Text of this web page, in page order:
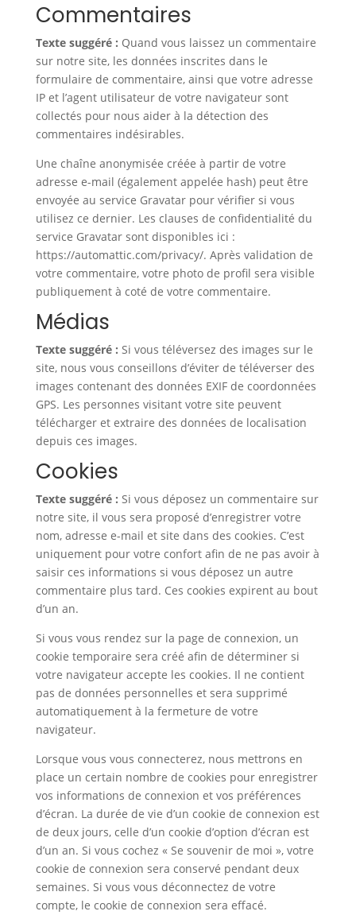
Commentaires
Texte suggéré : Quand vous laissez un commentaire
sur notre site, les données inscrites dans le
formulaire de commentaire, ainsi que votre adresse
IP et l’agent utilisateur de votre navigateur sont
collectés pour nous aider à la détection des
commentaires indésirables.
Une chaîne anonymisée créée à partir de votre
adresse e-mail (également appelée hash) peut être
envoyée au service Gravatar pour vérifier si vous
utilisez ce dernier. Les clauses de confidentialité du
service Gravatar sont disponibles ici :
https://automattic.com/privacy/. Après validation de
votre commentaire, votre photo de profil sera visible
publiquement à coté de votre commentaire.
Médias
Texte suggéré : Si vous téléversez des images sur le
site, nous vous conseillons d’éviter de téléverser des
images contenant des données EXIF de coordonnées
GPS. Les personnes visitant votre site peuvent
télécharger et extraire des données de localisation
depuis ces images.
Cookies
Texte suggéré : Si vous déposez un commentaire sur
notre site, il vous sera proposé d’enregistrer votre
nom, adresse e-mail et site dans des cookies. C’est
uniquement pour votre confort afin de ne pas avoir à
saisir ces informations si vous déposez un autre
commentaire plus tard. Ces cookies expirent au bout
d’un an.
Si vous vous rendez sur la page de connexion, un
cookie temporaire sera créé afin de déterminer si
votre navigateur accepte les cookies. Il ne contient
pas de données personnelles et sera supprimé
automatiquement à la fermeture de votre
navigateur.
Lorsque vous vous connecterez, nous mettrons en
place un certain nombre de cookies pour enregistrer
vos informations de connexion et vos préférences
d’écran. La durée de vie d’un cookie de connexion est
de deux jours, celle d’un cookie d’option d’écran est
d’un an. Si vous cochez « Se souvenir de moi », votre
cookie de connexion sera conservé pendant deux
semaines. Si vous vous déconnectez de votre
compte, le cookie de connexion sera effacé.